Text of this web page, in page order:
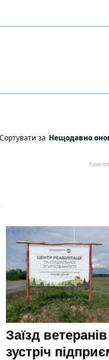
Заїзд
зустріч